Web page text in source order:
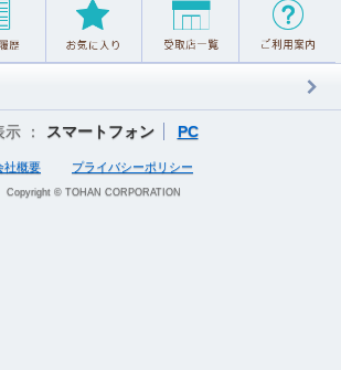
示 ： スマートフォン PC
社概要 プライバシーポリシー
Copyright © TOHAN CORPORATION